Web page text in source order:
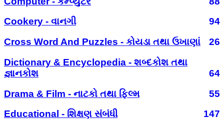
Cookery - વાનગી
94
Cross Word And Puzzles - કોયડા તથા ઉખાણાં
26
Dictionary & Encyclopedia - શબ્દકોશ તથા
જ્ઞાનકોશ
64
Drama & Film - નાટકો તથા ફિલ્મ
55
Educational - શિક્ષણ સંબંધી
147